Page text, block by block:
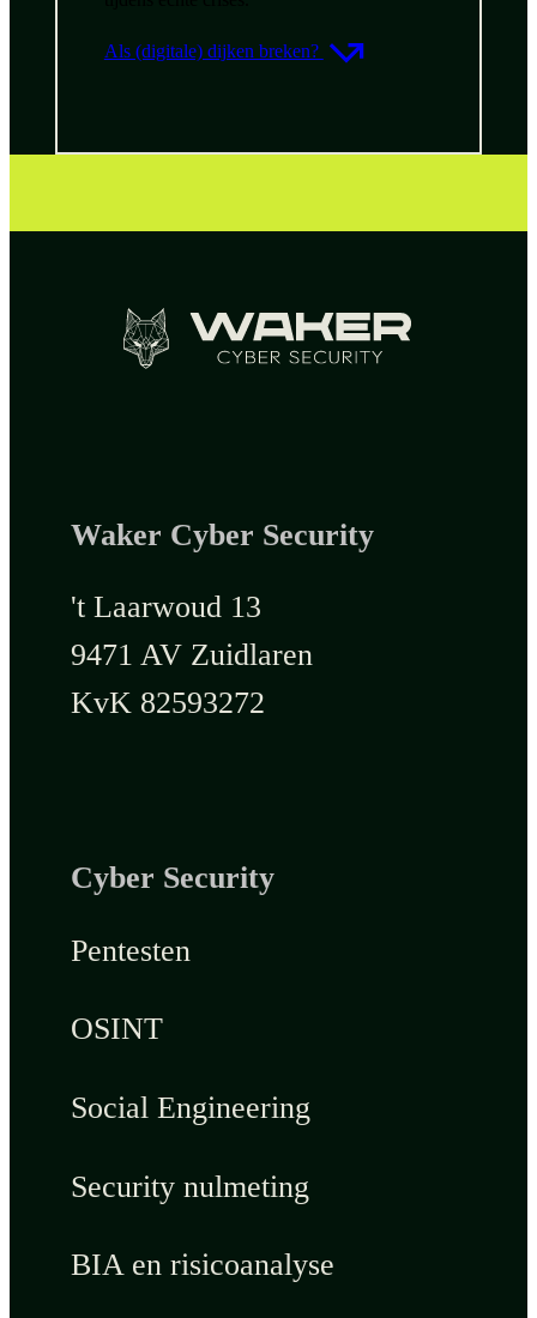
Als (digitale) dijken breken?
Waker Cyber Security
't Laarwoud 13
9471 AV Zuidlaren
KvK 82593272
Cyber Security
Pentesten
OSINT
Social Engineering
Security nulmeting
BIA en risicoanalyse